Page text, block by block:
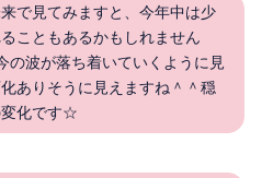
で見てみますと、今年中は少
こともあるかもしれません
の波が落ち着いていくように見
ありそうに見えますね＾＾穏
変化です☆